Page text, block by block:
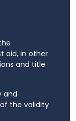
aid, in other
and title
and
the validity